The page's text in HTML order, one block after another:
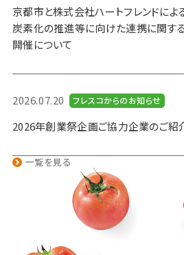
京都市と株式会社ハートフレンドによ
炭素化の推進等に向けた連携に関す
開催について
2026.07.20 フレスコからのお知らせ
2026年創業祭企画ご協力企業のご紹
一覧を見る